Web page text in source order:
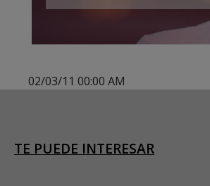
02/03/11 00:00 AM
TE PUEDE INTERESAR